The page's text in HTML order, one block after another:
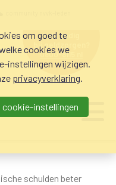
hulp nodig
bij geldzorgen?
0800-8115.nl
schulden beter
om goed te
cookies we
instellingen wijzigen.
privacyverklaring.
cookie-instellingen